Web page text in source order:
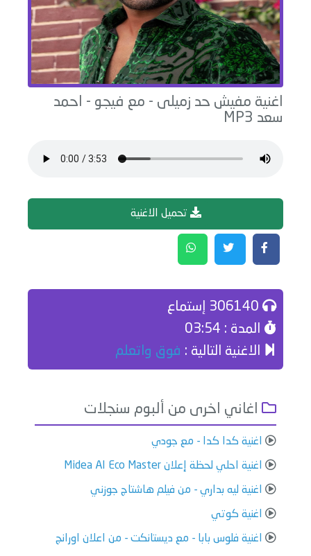
اغنية مفيش حد زميلى - مع فيجو -
احمد
سعد
تحميل الاغنية
المدة : 03:54
الاغنية التالية : فوق واتعلم
اغاني اخرى من ألبوم سنجلات
اغنية كدا كدا - مع جودي
اغنية احلي لحظة إعلان Midea AI Eco Master
اغنية ليه بداري - من فيلم هاشتاج جوزني
اغنية كوتي
اغنية فلوس بابا - مع ديستانكت - من اعلان اورانج